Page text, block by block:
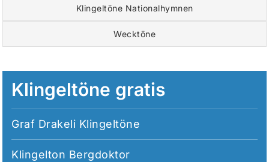
Klingeltöne Nationalhymnen
Wecktöne
Klingeltöne gratis
Graf Drakeli Klingeltöne
Klingelton Bergdoktor